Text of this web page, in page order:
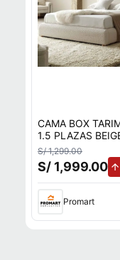
CAMA BOX
1.5 PLAZAS
S/ 1,299.00
S/ 1,999.00
Promart